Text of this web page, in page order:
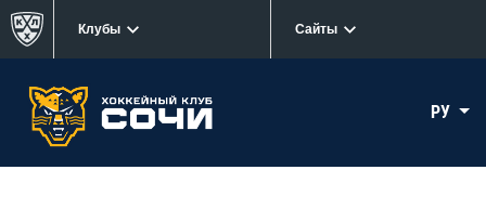
Клубы Сайты
РУ